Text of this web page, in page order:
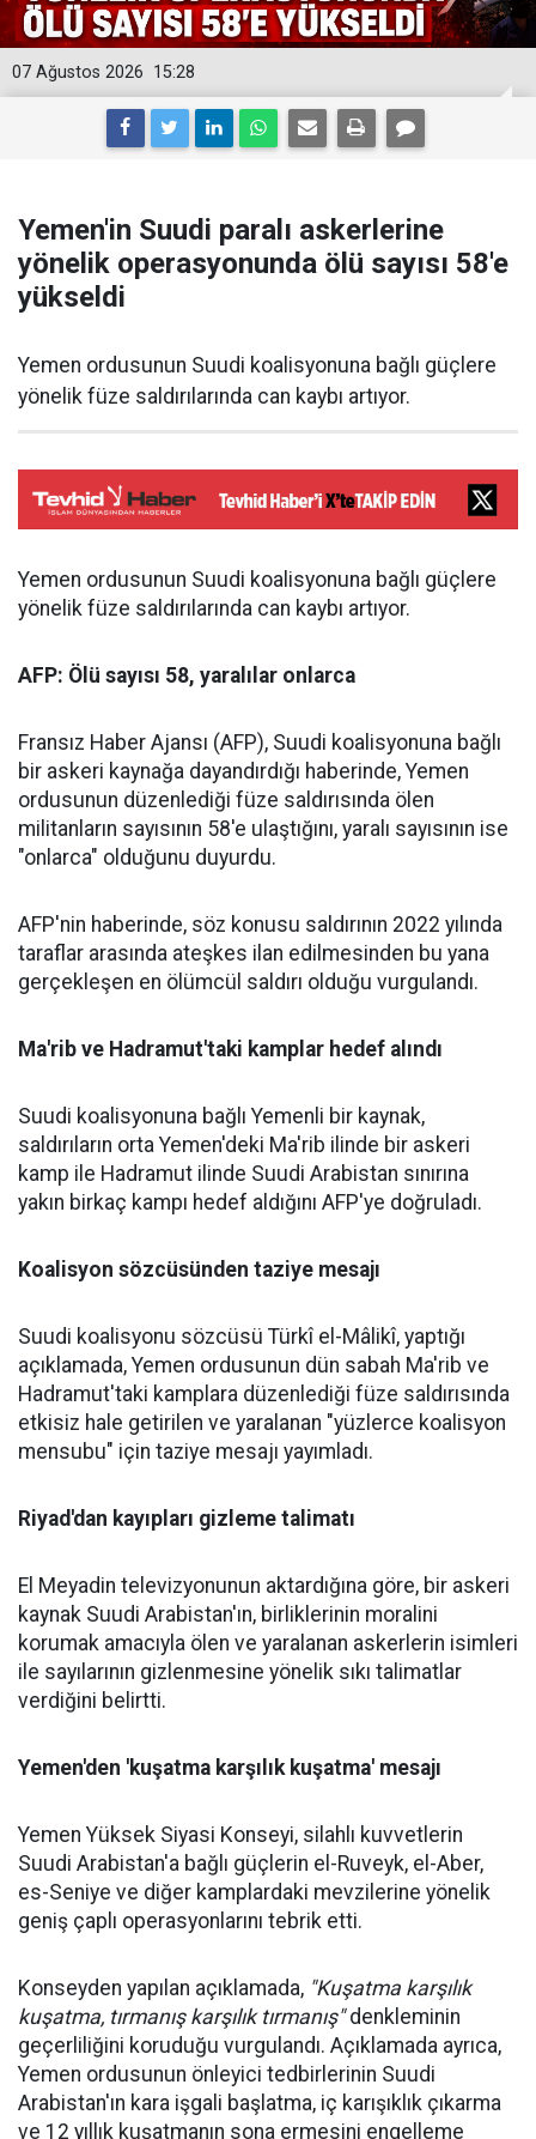
15:28
07 Ağustos 2026
Yemen'in Suudi paralı askerlerine
yönelik operasyonunda ölü sayısı 58'e
yükseldi
Yemen ordusunun Suudi koalisyonuna bağlı güçlere
yönelik füze saldırılarında can kaybı artıyor.
Yemen ordusunun Suudi koalisyonuna bağlı güçlere
yönelik füze saldırılarında can kaybı artıyor.
AFP: Ölü sayısı 58, yaralılar onlarca
Fransız Haber Ajansı (AFP), Suudi koalisyonuna bağlı
bir askeri kaynağa dayandırdığı haberinde, Yemen
ordusunun düzenlediği füze saldırısında ölen
militanların sayısının 58'e ulaştığını, yaralı sayısının ise
"onlarca" olduğunu duyurdu.
AFP'nin haberinde, söz konusu saldırının 2022 yılında
taraflar arasında ateşkes ilan edilmesinden bu yana
gerçekleşen en ölümcül saldırı olduğu vurgulandı.
Ma'rib ve Hadramut'taki kamplar hedef alındı
Suudi koalisyonuna bağlı Yemenli bir kaynak,
saldırıların orta Yemen'deki Ma'rib ilinde bir askeri
kamp ile Hadramut ilinde Suudi Arabistan sınırına
yakın birkaç kampı hedef aldığını AFP'ye doğruladı.
Koalisyon sözcüsünden taziye mesajı
Suudi koalisyonu sözcüsü Türkî el-Mâlikî, yaptığı
açıklamada, Yemen ordusunun dün sabah Ma'rib ve
Hadramut'taki kamplara düzenlediği füze saldırısında
etkisiz hale getirilen ve yaralanan "yüzlerce koalisyon
mensubu" için taziye mesajı yayımladı.
Riyad'dan kayıpları gizleme talimatı
El Meyadin televizyonunun aktardığına göre, bir askeri
kaynak Suudi Arabistan'ın, birliklerinin moralini
korumak amacıyla ölen ve yaralanan askerlerin isimleri
ile sayılarının gizlenmesine yönelik sıkı talimatlar
verdiğini belirtti.
Yemen'den 'kuşatma karşılık kuşatma' mesajı
Yemen Yüksek Siyasi Konseyi, silahlı kuvvetlerin
Suudi Arabistan'a bağlı güçlerin el-Ruveyk, el-Aber,
es-Seniye ve diğer kamplardaki mevzilerine yönelik
geniş çaplı operasyonlarını tebrik etti.
Konseyden yapılan açıklamada, "Kuşatma karşılık
kuşatma, tırmanış karşılık tırmanış"denkleminin
geçerliliğini koruduğu vurgulandı. Açıklamada ayrıca,
Yemen ordusunun önleyici tedbirlerinin Suudi
Arabistan'ın kara işgali başlatma, iç karışıklık çıkarma
ve 12 yıllık kuşatmanın sona ermesini engelleme